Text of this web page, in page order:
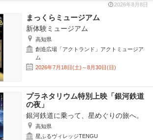
2026年8月8日
まっくらミュージアム
新体験ミュージアム
高知県
創造広場「アクトランド」アクトミュージア
ム
2026年7月18日(土)～8月30日(日)
プラネタリウム特別上映「銀河鉄道
の夜」
銀河鉄道に乗って、星めぐりの旅へ。
高知県
星ふるヴィレッジTENGU